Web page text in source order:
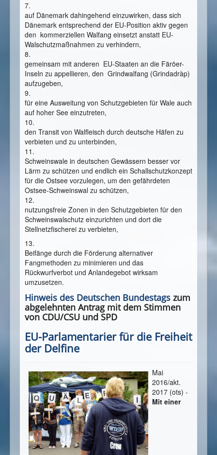
7.
auf Dänemark dahingehend einzuwirken, dass sich
Dänemark entsprechend der EU-Position aktiv gegen
den kommerziellen Walfang einsetzt anstatt EU-
Walschutzmaßnahmen zu verhindern,
8.
gemeinsam mit anderen EU-Staaten an die Färöer-
Inseln zu appellieren, den Grindwalfang (Grindadràp)
aufzugeben,
9.
für eine Ausweitung von Schutzgebieten für Wale auch
auf hoher See einzutreten,
10.
den Transit von Walfleisch durch deutsche Häfen zu
verbieten und zu unterbinden,
11.
Schweinswale in deutschen Gewässern besser vor
Lärm zu schützen und endlich ein Schallschutzkonzept
für die Ostsee vorzulegen, um den gefährdeten
Ostsee-Schweinswal zu schützen,
12.
nutzungsfreie Zonen in den Schutzgebieten für den
Schweinswalschutz einzurichten und dort die
Stellnetzfischerei zu verbieten,
13.
Beifänge durch die Förderung alternativer
Fangmethoden zu minimieren und das
Rückwurfverbot und Anlandegebot wirksam
umzusetzen.
Hinweis des Deutschen Bundestags zum
abgelehnten Antrag mit dem Stimmen
von CDU/CSU und SPD
EU-Parlamentarier für die Freiheit
der Delfine
Mai
2016/akt.
2017 (ots) -
Mit einer